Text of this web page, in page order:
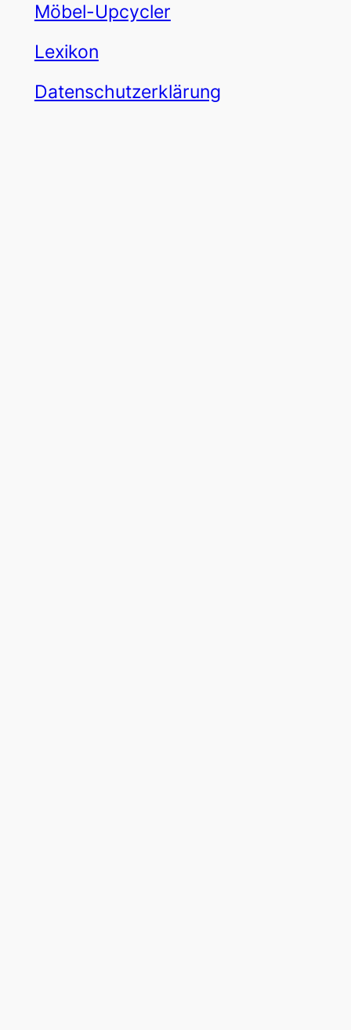
Möbel-Upcycler
Lexikon
Datenschutzerklärung